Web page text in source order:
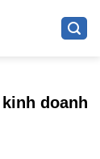
doanh